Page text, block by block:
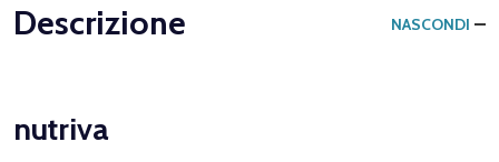
Descrizione NASCONDI
nutriva